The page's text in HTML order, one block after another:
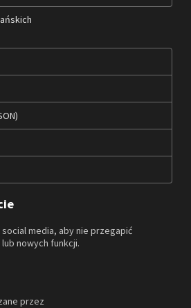
media, aby nie przegapić
nowych funkcji.
przez